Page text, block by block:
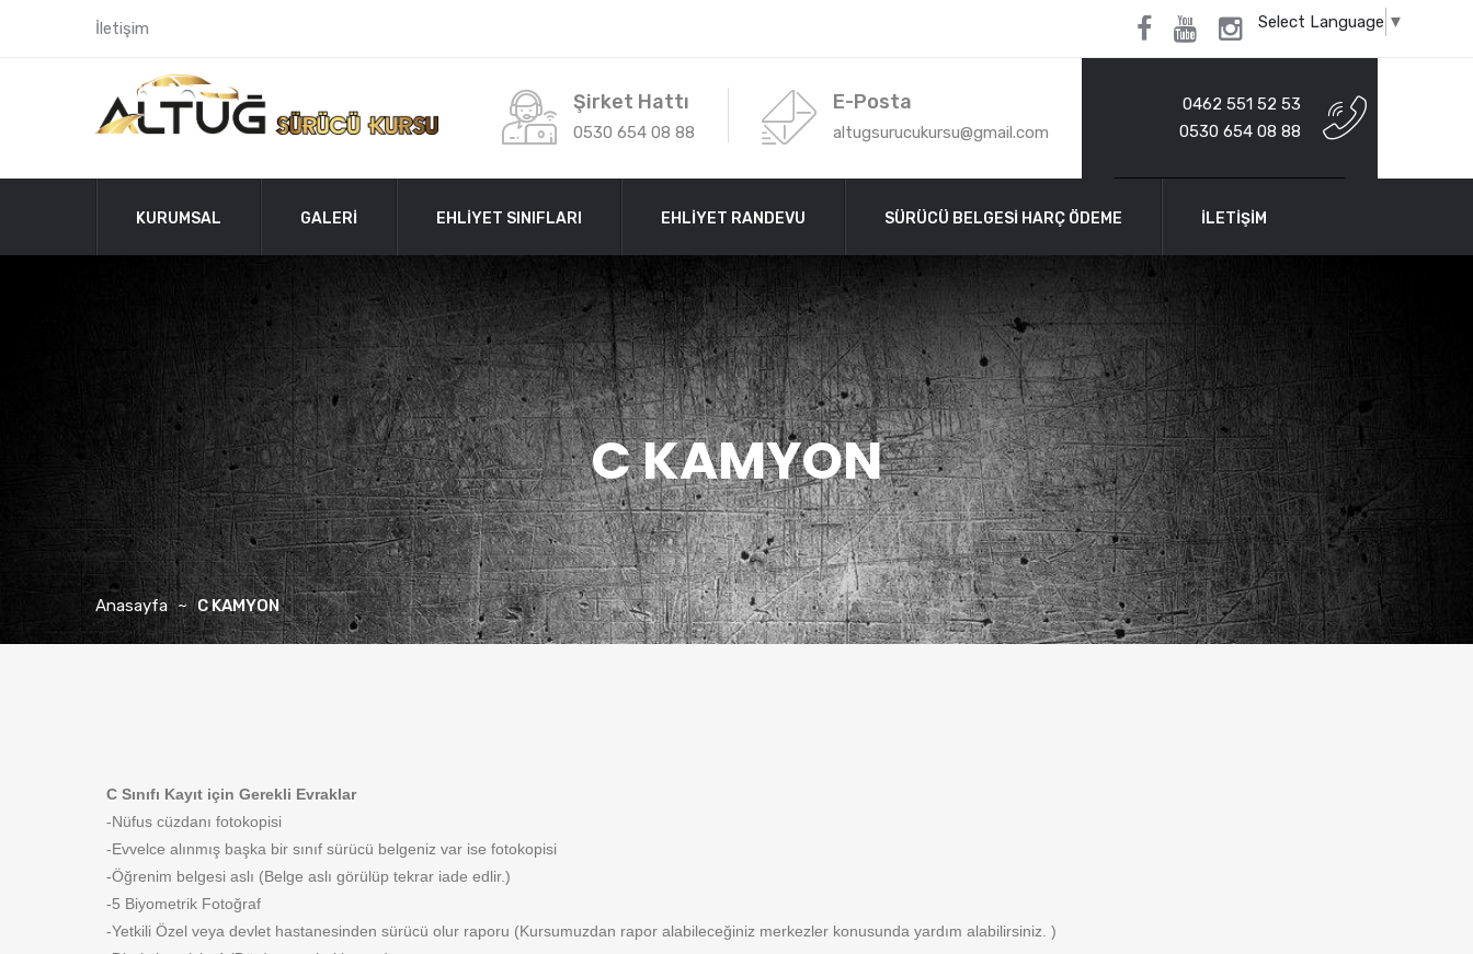
İletişim Select Language ▼
0462 551 52 53
0530 654 08 88
Şirket Hattı
0530 654 08 88
E-Posta
altugsurucukursu@gmail.com
KURUMSAL GALERİ EHLİYET SINIFLARI EHLİYET RANDEVU SÜRÜCÜ BELGESİ HARÇ ÖDEME İLETİŞİM
C KAMYON
Anasayfa C KAMYON
C Sınıfı Kayıt için Gerekli Evraklar
-Nüfus cüzdanı fotokopisi
-Evvelce alınmış başka bir sınıf sürücü belgeniz var ise fotokopisi
-Öğrenim belgesi aslı (Belge aslı görülüp tekrar iade edlir.)
-5 Biyometrik Fotoğraf
-Yetkili Özel veya devlet hastanesinden sürücü olur raporu (Kursumuzdan rapor alabileceğiniz merkezler konusunda yardım alabilirsiniz. )